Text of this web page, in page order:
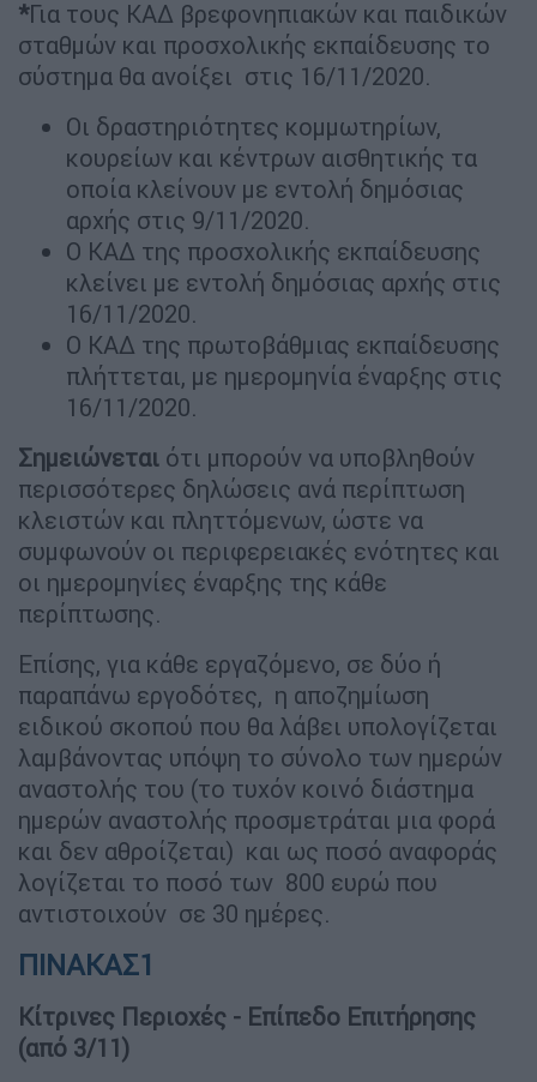
*Για τους ΚΑΔ βρεφονηπιακών και παιδικών
σταθμών και προσχολικής εκπαίδευσης το
σύστημα θα ανοίξει στις 16/11/2020.
Οι δραστηριότητες κομμωτηρίων,
κουρείων και κέντρων αισθητικής τα
οποία κλείνουν με εντολή δημόσιας
αρχής στις 9/11/2020.
Ο ΚΑΔ της προσχολικής εκπαίδευσης
κλείνει με εντολή δημόσιας αρχής στις
16/11/2020.
Ο ΚΑΔ της πρωτοβάθμιας εκπαίδευσης
πλήττεται, με ημερομηνία έναρξης στις
16/11/2020.
Σημειώνεται ότι μπορούν να υποβληθούν
περισσότερες δηλώσεις ανά περίπτωση
κλειστών και πληττόμενων, ώστε να
συμφωνούν οι περιφερειακές ενότητες και
οι ημερομηνίες έναρξης της κάθε
περίπτωσης.
Επίσης, για κάθε εργαζόμενο, σε δύο ή
παραπάνω εργοδότες, η αποζημίωση
ειδικού σκοπού που θα λάβει υπολογίζεται
λαμβάνοντας υπόψη το σύνολο των ημερών
αναστολής του (το τυχόν κοινό διάστημα
ημερών αναστολής προσμετράται μια φορά
και δεν αθροίζεται) και ως ποσό αναφοράς
λογίζεται το ποσό των 800 ευρώ που
αντιστοιχούν σε 30 ημέρες.
ΠΙΝΑΚΑΣ1
Κίτρινες Περιοχές - Επίπεδο Επιτήρησης
(από 3/11)